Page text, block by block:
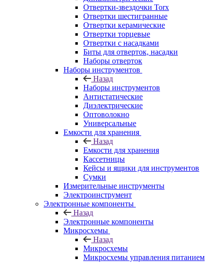
Отвертки-звездочки Torx
Отвертки шестигранные
Отвертки керамические
Отвертки торцевые
Отвертки с насадками
Биты для отверток, насадки
Наборы отверток
Наборы инструментов
Назад
Наборы инструментов
Антистатические
Диэлектрические
Оптоволокно
Универсальные
Емкости для хранения
Назад
Емкости для хранения
Кассетницы
Кейсы и ящики для инструментов
Сумки
Измерительные инструменты
Электроинструмент
Электронные компоненты
Назад
Электронные компоненты
Микросхемы
Назад
Микросхемы
Микросхемы управления питанием